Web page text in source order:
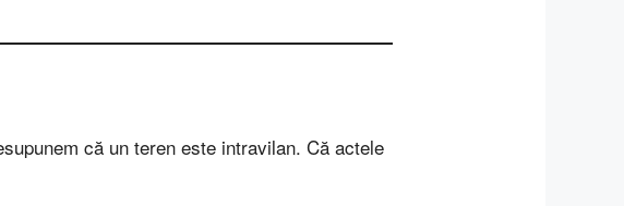
că un teren este intravilan. Că actele